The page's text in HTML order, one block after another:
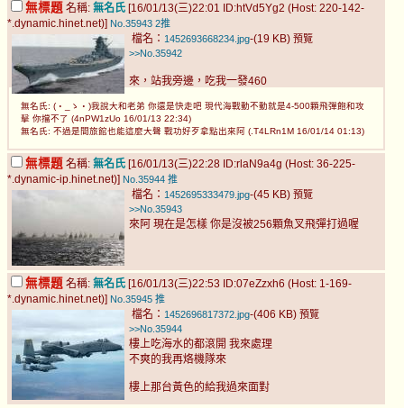
無標題 名稱: 無名氏 [16/01/13(三)22:01 ID:htVd5Yg2 (Host: 220-142-
*.dynamic.hinet.net)] No.35943 2推
檔名： 1452693668234.jpg-(19 KB) 預覽
>>No.35942
來，站我旁邊，吃我一發460
無名氏: (・_ゝ・)我說大和老弟 你還是快走吧 現代海戰動不動就是4-500顆飛彈飽和攻
擊 你擋不了 (4nPW1zUo 16/01/13 22:34)
無名氏: 不過是間旅館也能這麼大聲 戰功好歹拿點出來阿 (.T4LRn1M 16/01/14 01:13)
無標題 名稱: 無名氏 [16/01/13(三)22:28 ID:rlaN9a4g (Host: 36-225-
*.dynamic-ip.hinet.net)] No.35944 推
檔名： 1452695333479.jpg-(45 KB) 預覽
>>No.35943
來阿 現在是怎樣 你是沒被256顆魚叉飛彈打過喔
無標題 名稱: 無名氏 [16/01/13(三)22:53 ID:07eZzxh6 (Host: 1-169-
*.dynamic.hinet.net)] No.35945 推
檔名： 1452696817372.jpg-(406 KB) 預覽
>>No.35944
樓上吃海水的都滾開 我來處理
不爽的我再烙機隊來
樓上那台黃色的給我過來面對